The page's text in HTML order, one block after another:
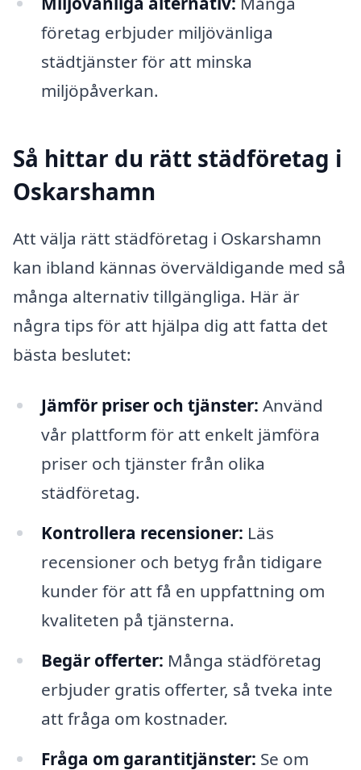
företag erbjuder miljövänliga
städtjänster för att minska
miljöpåverkan.
Så hittar du rätt städföretag i
Oskarshamn
Att välja rätt städföretag i Oskarshamn
kan ibland kännas överväldigande med så
många alternativ tillgängliga. Här är
några tips för att hjälpa dig att fatta det
bästa beslutet:
Jämför priser och tjänster: Använd
vår plattform för att enkelt jämföra
priser och tjänster från olika
städföretag.
Kontrollera recensioner: Läs
recensioner och betyg från tidigare
kunder för att få en uppfattning om
kvaliteten på tjänsterna.
Begär offerter: Många städföretag
erbjuder gratis offerter, så tveka inte
att fråga om kostnader.
Fråga om garantitjänster: Se om